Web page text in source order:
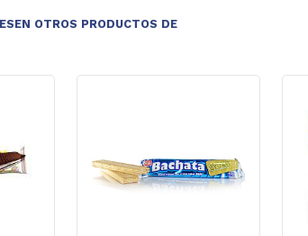
OTROS PRODUCTOS DE